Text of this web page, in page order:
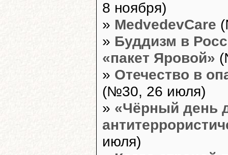
8 ноября)
» MedvedevCare
» Буддизм в
«пакет Яровой»
» Отечество в
(№30, 26 июля)
» «Чёрный день
июля)